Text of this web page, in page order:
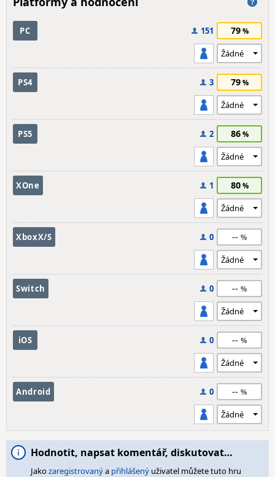
PC 151 79
PS4 3 79
PS5 2 86
XOne 1 80
XboxX/S 0 --
Switch 0 --
iOS 0 --
Android 0 --
Hodnotit, napsat komentář, diskutovat…
Jakozaregistrovanýa přihlášený uživatel můžete tuto hru